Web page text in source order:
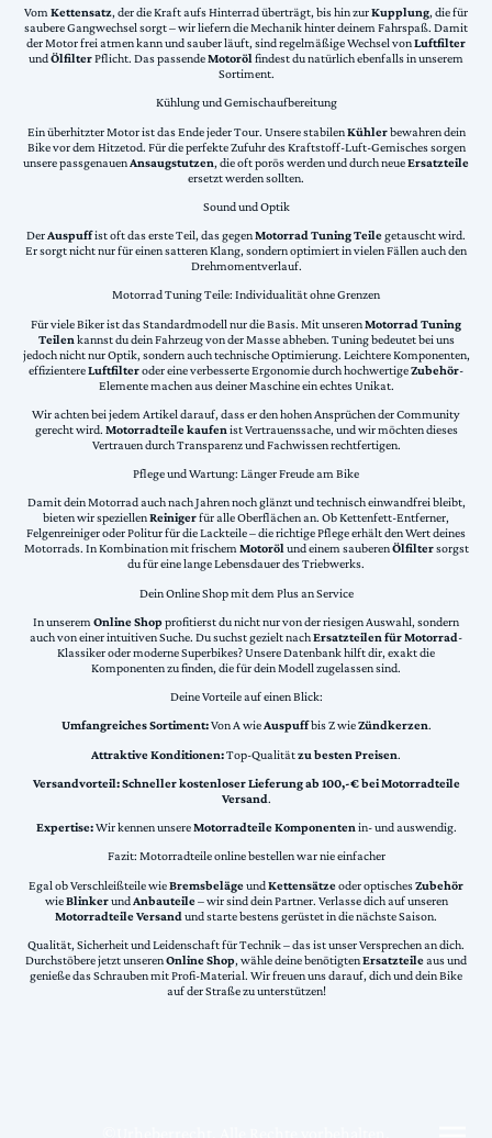
VomKettensatz, der die Kraft aufs Hinterrad überträgt, bis hin zurKupplung, die für
saubere Gangwechsel sorgt – wir liefern die Mechanik hinter deinem Fahrspaß. Damit
der Motor frei atmen kann und sauber läuft, sind regelmäßige Wechsel vonLuftfilter
undÖlfilterPflicht. Das passendeMotorölfindest du natürlich ebenfalls in unserem
Sortiment.
Kühlung und Gemischaufbereitung
Ein überhitzter Motor ist das Ende jeder Tour. Unsere stabilenKühlerbewahren dein
Bike vor dem Hitzetod. Für die perfekte Zufuhr des Kraftstoff-Luft-Gemisches sorgen
unsere passgenauenAnsaugstutzen, die oft porös werden und durch neueErsatzteile
ersetzt werden sollten.
Sound und Optik
DerAuspuffist oft das erste Teil, das gegenMotorrad Tuning Teilegetauscht wird.
Er sorgt nicht nur für einen satteren Klang, sondern optimiert in vielen Fällen auch den
Drehmomentverlauf.
Motorrad Tuning Teile: Individualität ohne Grenzen
Für viele Biker ist das Standardmodell nur die Basis. Mit unserenMotorrad Tuning
Teilen kannst du dein Fahrzeug von der Masse abheben. Tuning bedeutet bei uns
jedoch nicht nur Optik, sondern auch technische Optimierung. Leichtere Komponenten,
effizientereLuftfilteroder eine verbesserte Ergonomie durch hochwertigeZubehör-
Elemente machen aus deiner Maschine ein echtes Unikat.
Wir achten bei jedem Artikel darauf, dass er den hohen Ansprüchen der Community
gerecht wird. Motorradteile kaufen ist Vertrauenssache, und wir möchten dieses
Vertrauen durch Transparenz und Fachwissen rechtfertigen.
Pflege und Wartung: Länger Freude am Bike
Damit dein Motorrad auch nach Jahren noch glänzt und technisch einwandfrei bleibt,
bieten wir speziellenReinigerfür alle Oberflächen an. Ob Kettenfett-Entferner,
Felgenreiniger oder Politur für die Lackteile – die richtige Pflege erhält den Wert deines
Motorrads. In Kombination mit frischemMotorölund einem sauberenÖlfiltersorgst
du für eine lange Lebensdauer des Triebwerks.
Dein Online Shop mit dem Plus an Service
In unserem Online Shopprofitierst du nicht nur von der riesigen Auswahl, sondern
auch von einer intuitiven Suche. Du suchst gezielt nachErsatzteilen für Motorrad-
Klassiker oder moderne Superbikes? Unsere Datenbank hilft dir, exakt die
Komponenten zu finden, die für dein Modell zugelassen sind.
Deine Vorteile auf einen Blick:
Umfangreiches Sortiment:Von A wieAuspuffbis Z wieZündkerzen.
Attraktive Konditionen:Top-Qualitätzu besten Preisen.
Versandvorteil:Schneller kostenloser Lieferung ab 100,-€ bei Motorradteile
Versand.
Expertise:Wir kennen unsereMotorradteile Komponentenin- und auswendig.
Fazit: Motorradteile online bestellen war nie einfacher
Egal ob Verschleißteile wieBremsbelägeundKettensätzeoder optischesZubehör
wieBlinkerundAnbauteile– wir sind dein Partner. Verlasse dich auf unseren
Motorradteile Versand und starte bestens gerüstet in die nächste Saison.
Qualität, Sicherheit und Leidenschaft für Technik – das ist unser Versprechen an dich.
Durchstöbere jetzt unserenOnline Shop, wähle deine benötigtenErsatzteileaus und
genieße das Schrauben mit Profi-Material. Wir freuen uns darauf, dich und dein Bike
auf der Straße zu unterstützen!